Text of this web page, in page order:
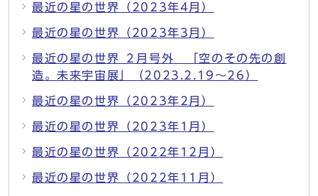
最近の星の世界（2023年4月）
最近の星の世界（2023年3月）
最近の星の世界 ２月号外 「空のその先の創
造。未来宇宙展」（2023.2.19～26）
最近の星の世界（2023年2月）
最近の星の世界（2023年1月）
最近の星の世界（2022年12月）
最近の星の世界（2022年11月）